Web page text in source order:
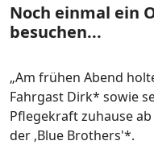
Noch einmal ein
besuchen...
„Am frühen Abend
Fahrgast Dirk* sowie
Pflegekraft zuhause
der ‚Blue Brothers'*.